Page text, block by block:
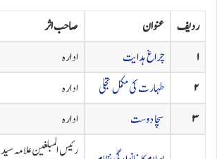
ردیف عنوان صاحب اثر
۱
چراغ ہدایت ادارہ
۲
طہارت کی مکمل تجلی ادارہ
۳
سچا دوست ادارہ
رئیس المبلغین علامہ سید